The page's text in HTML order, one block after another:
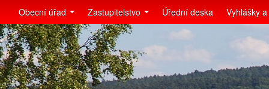
Obecní úřad Zastupitelstvo Úřední deska Vyhlášky